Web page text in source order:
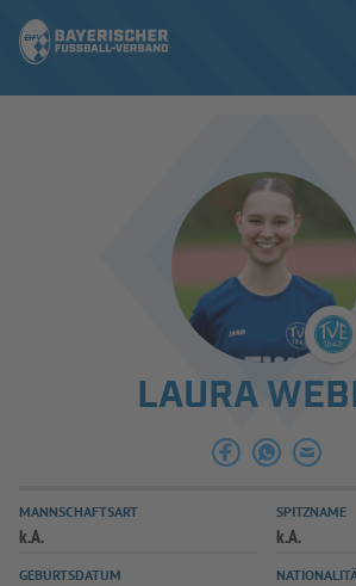
ERGEBNISSE & WETTBEWERBE
SPIELBETRIEB & VERBANDSLEBEN
AUSBILDUNG & FÖRDERUNG
LAURA
MANNSCHAFTSART
k.A.
SPITZNAME
k.A.
GEBURTSDATUM